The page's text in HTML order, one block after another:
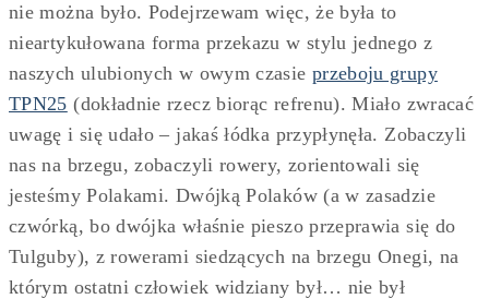
nie można było. Podejrzewam więc, że była to
nieartykułowana forma przekazu w stylu jednego z
naszych ulubionych w owym czasie przeboju grupy
TPN25 (dokładnie rzecz biorąc refrenu). Miało zwracać
uwagę i się udało – jakaś łódka przypłynęła. Zobaczyli
nas na brzegu, zobaczyli rowery, zorientowali się
jesteśmy Polakami. Dwójką Polaków (a w zasadzie
czwórką, bo dwójka właśnie pieszo przeprawia się do
Tulguby), z rowerami siedzących na brzegu Onegi, na
którym ostatni człowiek widziany był… nie był